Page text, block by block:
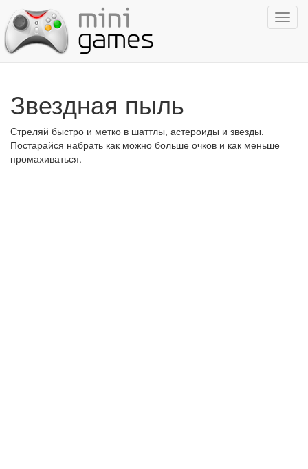
Звездная пыль
Стреляй быстро и метко в шаттлы, астероиды и звезды.
Постарайся набрать как можно больше очков и как меньше
промахиваться.